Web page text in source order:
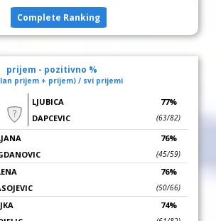
Complete Ranking
prijem - pozitivno %
prijem + prijem) / svi prijemi
LJUBICA
DAPCEVIC
77%
(63/82)
76%
(45/59)
76%
(50/66)
74%